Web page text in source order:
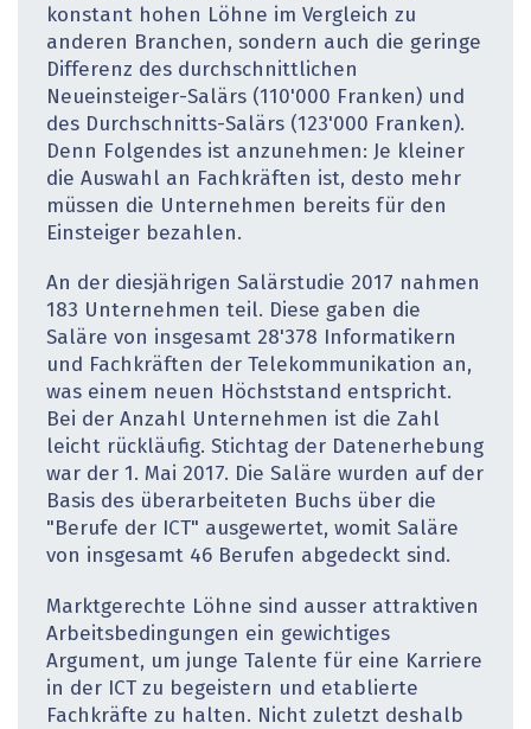
konstant hohen Löhne im Vergleich zu
anderen Branchen, sondern auch die geringe
Differenz des durchschnittlichen
Neueinsteiger-Salärs (110'000 Franken) und
des Durchschnitts-Salärs (123'000 Franken).
Denn Folgendes ist anzunehmen: Je kleiner
die Auswahl an Fachkräften ist, desto mehr
müssen die Unternehmen bereits für den
Einsteiger bezahlen.
An der diesjährigen Salärstudie 2017 nahmen
183 Unternehmen teil. Diese gaben die
Saläre von insgesamt 28'378 Informatikern
und Fachkräften der Telekommunikation an,
was einem neuen Höchststand entspricht.
Bei der Anzahl Unternehmen ist die Zahl
leicht rückläufig. Stichtag der Datenerhebung
war der 1. Mai 2017. Die Saläre wurden auf der
Basis des überarbeiteten Buchs über die
"Berufe der ICT" ausgewertet, womit Saläre
von insgesamt 46 Berufen abgedeckt sind.
Marktgerechte Löhne sind ausser attraktiven
Arbeitsbedingungen ein gewichtiges
Argument, um junge Talente für eine Karriere
in der ICT zu begeistern und etablierte
Fachkräfte zu halten. Nicht zuletzt deshalb